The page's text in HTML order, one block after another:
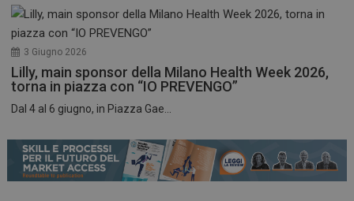
3 Giugno 2026
Lilly, main sponsor della Milano Health Week 2026,
torna in piazza con “IO PREVENGO”
Dal 4 al 6 giugno, in Piazza Gae...
ARRAffinitySameSite
Microsoft Corporation
.www.dailyhealthindustry.it
Sessione